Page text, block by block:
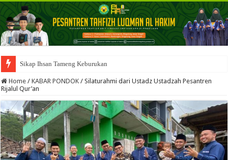
Sikap Ihsan Tameng Keburukan
Home / KABAR PONDOK / Silaturahmi dari Ustadz Ustadzah Pesantren
Rijalul Qur’an